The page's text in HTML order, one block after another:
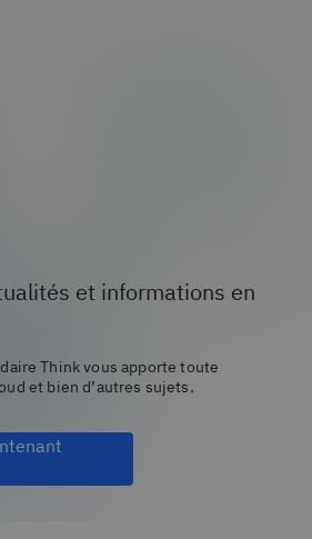
et informations en
Think vous apporte toute
et bien d’autres sujets.